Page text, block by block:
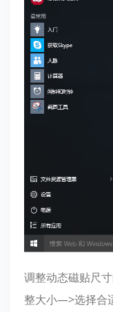
调整动态磁贴尺
整大小—>选择合